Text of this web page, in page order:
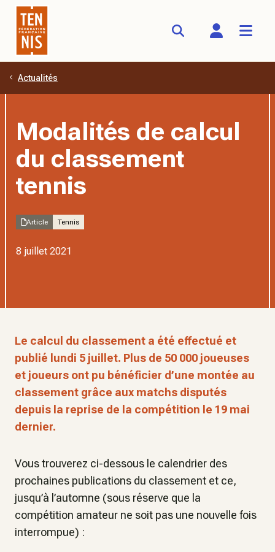
Aller au contenu principal
Actualités
Modalités de calcul
du classement
tennis
Article Tennis
8 juillet 2021
Le calcul du classement a été effectué et
publié lundi 5 juillet. Plus de 50 000 joueuses
et joueurs ont pu bénéficier d’une montée au
classement grâce aux matchs disputés
depuis la reprise de la compétition le 19 mai
dernier.
Vous trouverez ci-dessous le calendrier des
prochaines publications du classement et ce,
jusqu’à l’automne (sous réserve que la
compétition amateur ne soit pas une nouvelle fois
interrompue) :